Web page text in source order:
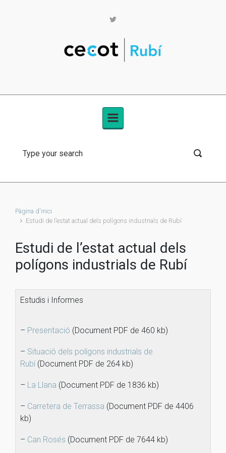
Pàgina d'inici
Estudi de l’estat actual dels polígons industrials de Rubí
Estudi de l’estat actual dels
polígons industrials de Rubí
Estudis i Informes
– Presentació (Document PDF de 460 kb)
– Situació dels polígons industrials de
Rubí (Document PDF de 264 kb)
– La Llana (Document PDF de 1836 kb)
– Carretera de Terrassa (Document PDF de 4406
kb)
– Can Rosés (Document PDF de 7644 kb)